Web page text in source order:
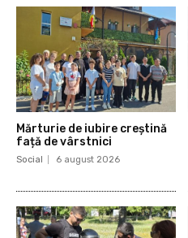
Mărturie de iubire creștină
față de vârstnici
Social 6 august 2026